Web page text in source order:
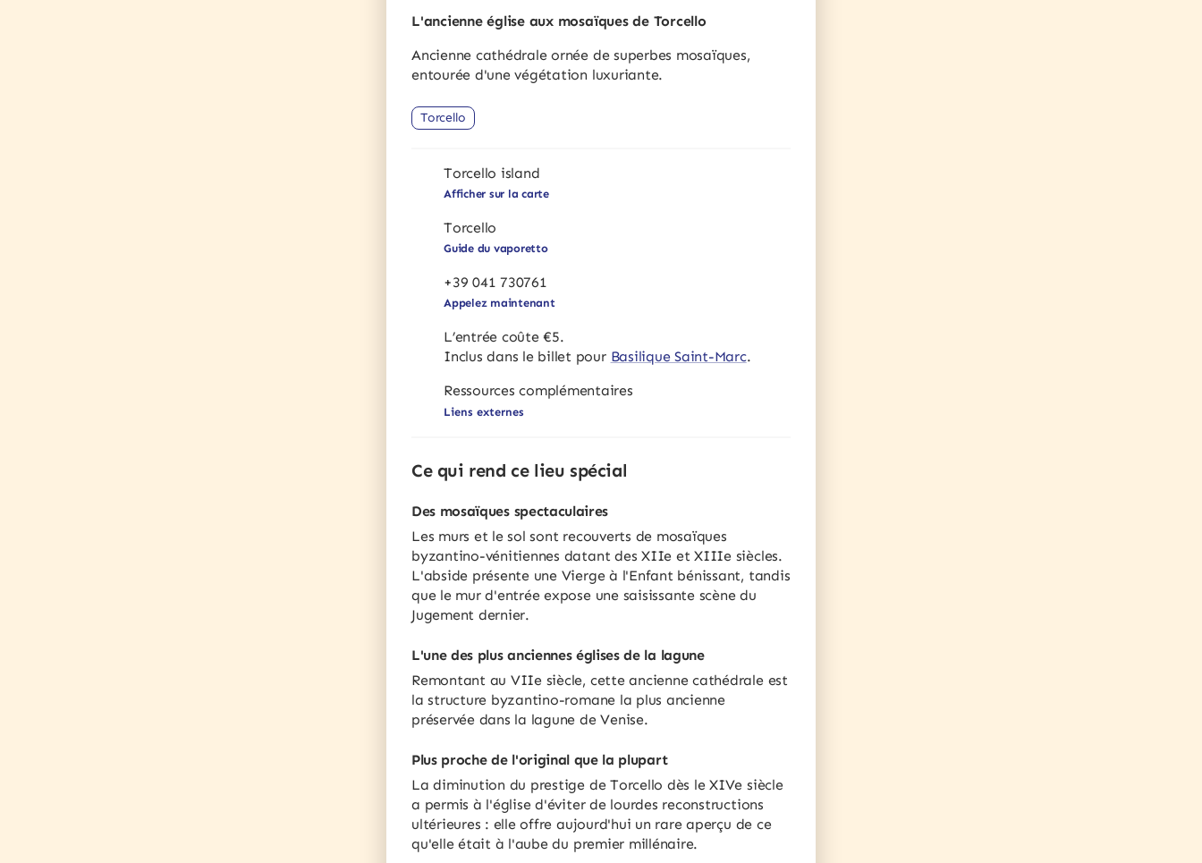
L'ancienne église aux mosaïques de Torcello
Ancienne cathédrale ornée de superbes mosaïques,
entourée d'une végétation luxuriante.
Torcello
Torcello island
Afficher sur la carte
Torcello
Guide du vaporetto
+39 041 730761
Appelez maintenant
L’entrée coûte €5.
Inclus dans le billet pour Basilique Saint-Marc.
Ressources complémentaires
Liens externes
Ce qui rend ce lieu spécial
Des mosaïques spectaculaires
Les murs et le sol sont recouverts de mosaïques
byzantino-vénitiennes datant des XIIe et XIIIe siècles.
L'abside présente une Vierge à l'Enfant bénissant, tandis
que le mur d'entrée expose une saisissante scène du
Jugement dernier.
L'une des plus anciennes églises de la lagune
Remontant au VIIe siècle, cette ancienne cathédrale est
la structure byzantino-romane la plus ancienne
préservée dans la lagune de Venise.
Plus proche de l'original que la plupart
La diminution du prestige de Torcello dès le XIVe siècle
a permis à l'église d'éviter de lourdes reconstructions
ultérieures : elle offre aujourd'hui un rare aperçu de ce
qu'elle était à l'aube du premier millénaire.